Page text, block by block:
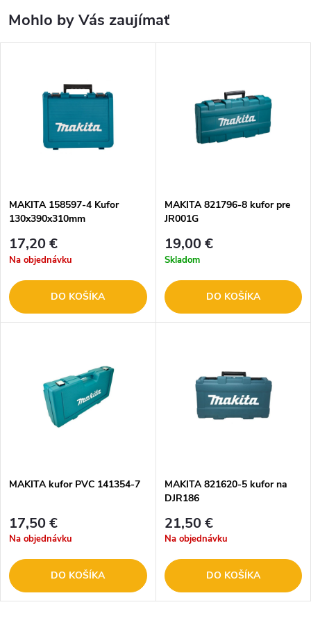
Mohlo by Vás zaujímať
MAKITA 158597-4 Kufor
130x390x310mm
17,20 €
Na objednávku
DO KOŠÍKA
MAKITA 821796-8 kufor pre
JR001G
19,00 €
Skladom
DO KOŠÍKA
MAKITA kufor PVC 141354-7
17,50 €
Na objednávku
DO KOŠÍKA
MAKITA 821620-5 kufor na
DJR186
21,50 €
Na objednávku
DO KOŠÍKA